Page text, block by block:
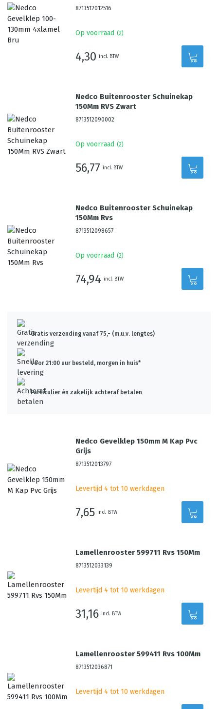
8713512012516
Op voorraad (2)
4,30 incl. BTW
Nedco Buitenrooster Schuinekap
150Mm RVS Zwart
8713512090002
Op voorraad (2)
56,77 incl. BTW
Nedco Buitenrooster Schuinekap
150Mm Rvs
8713512098657
Op voorraad (2)
74,94 incl. BTW
Gratis verzending vanaf 75,- (m.u.v. lengtes)
Voor 21:00 uur besteld, morgen in huis*
Particulier én zakelijk achteraf betalen
Nedco Gevelklep 150mm M Kap Pvc
Grijs
8713512013797
Levertijd 4 tot 10 werkdagen
7,65 incl. BTW
Lamellenrooster 599711 Rvs 150Mm
8713512033139
Levertijd 4 tot 10 werkdagen
31,16 incl. BTW
Lamellenrooster 599411 Rvs 100Mm
8713512036871
Levertijd 4 tot 10 werkdagen